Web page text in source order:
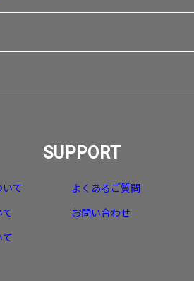
て
SUPPORT
よくあるご質問
お問い合わせ